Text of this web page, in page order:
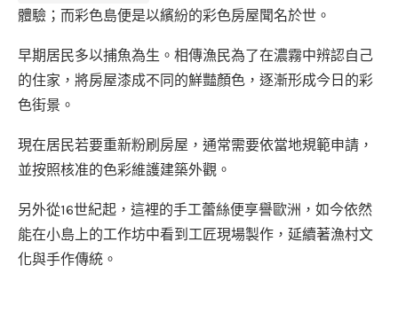
體驗；而彩色島便是以繽紛的彩色房屋聞名於世。
早期居民多以捕魚為生。相傳漁民為了在濃霧中辨認自己
的住家，將房屋漆成不同的鮮豔顏色，逐漸形成今日的彩
色街景。
現在居民若要重新粉刷房屋，通常需要依當地規範申請，
並按照核准的色彩維護建築外觀。
另外從16世紀起，這裡的手工蕾絲便享譽歐洲，如今依然
能在小島上的工作坊中看到工匠現場製作，延續著漁村文
化與手作傳統。